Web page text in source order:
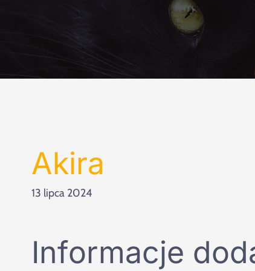
Akira
13 lipca 2024
Informacje